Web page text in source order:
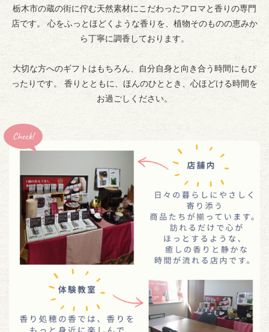
栃木市の蔵の街に佇む天然素材にこだわったアロマと香りの専門
店です。 心をふっとほどくような香りを、植物そのものの恵みか
ら丁寧に調香しております。
大切な方へのギフトはもちろん、自分自身と向き合う時間にもぴ
ったりです。 香りとともに、ほんのひととき、心ほどける時間を
お過ごしください。
Check!